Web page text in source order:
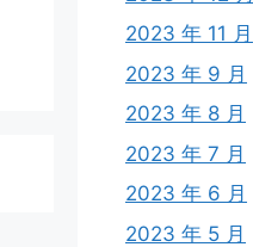
2023 年 11 月
2023 年 9 月
2023 年 8 月
2023 年 7 月
2023 年 6 月
2023 年 5 月